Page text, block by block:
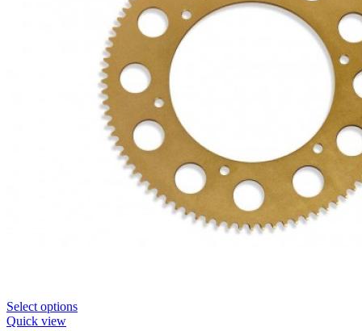
Select options
Quick view